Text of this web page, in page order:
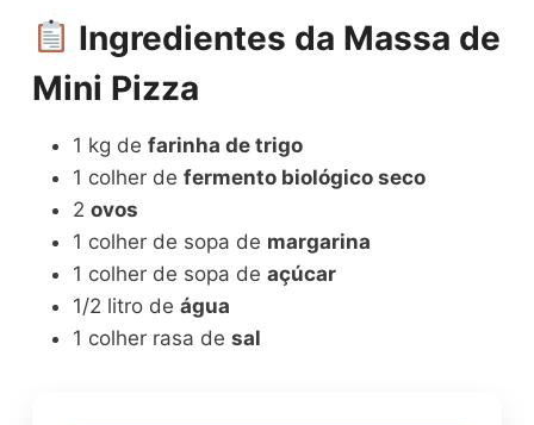
Ingredientes da Massa de
Mini Pizza
1 kg defarinha de trigo
1 colher defermento biológico seco
2ovos
1 colher de sopa de margarina
1 colher de sopa deaçúcar
1/2 litro deágua
1 colher rasa desal